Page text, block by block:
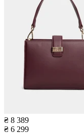
₴ 8 389
₴ 6 299